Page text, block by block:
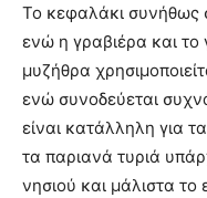
Το κεφαλάκι συνήθως
ενώ η γραβιέρα και
μυζήθρα
ενώ συνοδεύεται
είναι κατάλληλη για
τα παριανά τυριά
νησιού και μάλιστα